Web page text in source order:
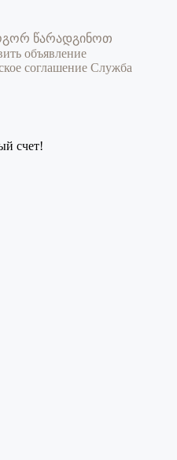
წარადგინოთ
объявление
соглашение Служба
счет!